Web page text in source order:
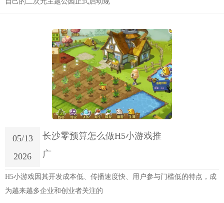
05/13
2026
长沙零预算怎么做H5小游戏推
广
H5小游戏因其开发成本低、传播速度快、用户参与门槛低的特点，成
为越来越多企业和创业者关注的